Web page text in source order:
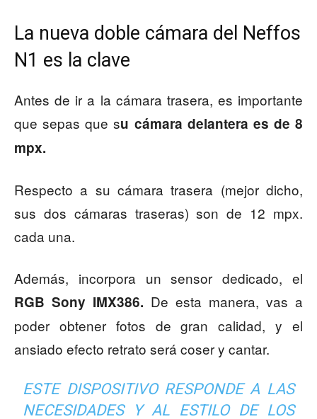
La nueva doble cámara del Neffos
N1 es la clave
Antes de ir a la cámara trasera, es importante
que sepas que su cámara delantera es de 8
mpx.
Respecto a su cámara trasera (mejor dicho,
sus dos cámaras traseras) son de 12 mpx.
cada una.
Además, incorpora un sensor dedicado, el
RGB Sony IMX386. De esta manera, vas a
poder obtener fotos de gran calidad, y el
ansiado efecto retrato será coser y cantar.
ESTE DISPOSITIVO RESPONDE A LAS
NECESIDADES Y AL ESTILO DE LOS